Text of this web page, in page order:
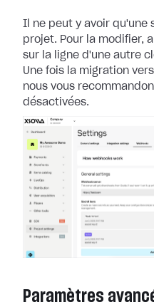
Il ne peut y avoir qu'une
projet. Pour la modifier,
sur la ligne d'une autre
Une fois la migration
nous vous
désactivées.
Paramètres